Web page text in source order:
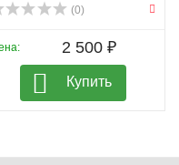
(0)
2 500 ₽
Купить